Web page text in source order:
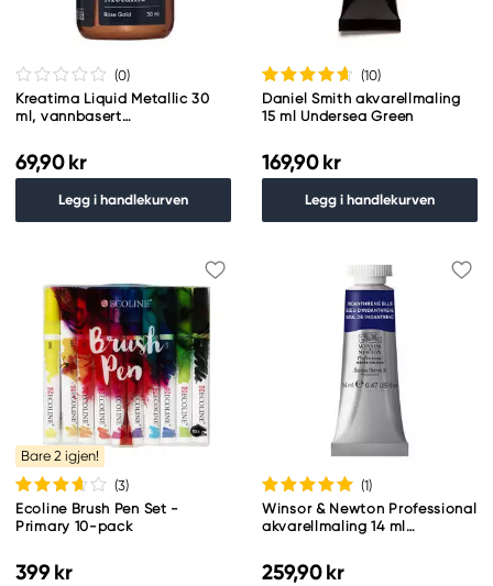
(0)
Kreatima Liquid Metallic 30
ml, vannbasert
69,90 kr
Legg i handlekurven
(10)
Daniel Smith akvarellmaling
15 ml Undersea Green
169,90 kr
Legg i handlekurven
Bare 2 igjen!
(3)
Ecoline Brush Pen Set -
Primary 10-pack
399 kr
(1)
Winsor & Newton Professional
akvarellmaling 14 ml
259,90 kr